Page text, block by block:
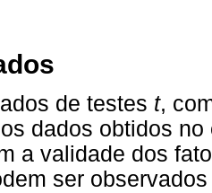
de testes t,
dados obtidos
a validade dos
ser